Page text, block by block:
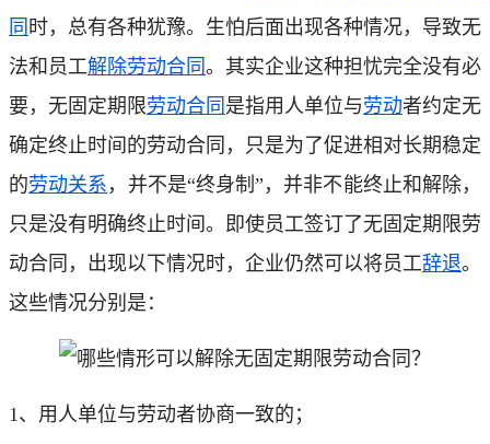
同 时，总有各种犹豫。生怕后面出现各种情况，导致无
法和员工解除劳动合同。其实企业这种担忧完全没有必
要，无固定期限劳动合同 是指用人单位与劳动者约定无
确定终止时间的劳动合同，只是为了促进相对长期稳定
的劳动关系 ，并不是“终身制”，并非不能终止和解除，
只是没有明确终止时间。即使员工签订了无固定期限劳
动合同，出现以下情况时，企业仍然可以将员工辞退。
这些情况分别是：
1、用人单位与劳动者协商一致的；